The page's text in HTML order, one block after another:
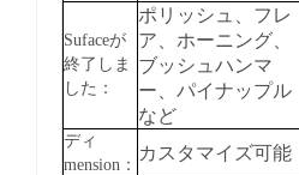
Sufaceが
終了しま
した：
ポリッシュ、フレ
ア、ホーニング、
ブッシュハンマ
ー、パイナップル
など
ディ
mension：
カスタマイズ可能